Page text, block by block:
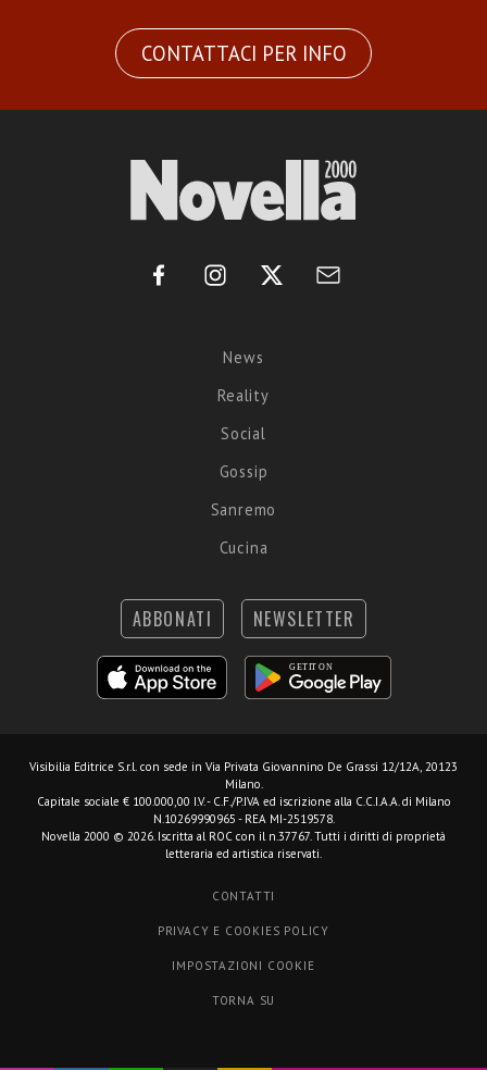
CONTATTACI PER INFO
News
Reality
Social
Gossip
Sanremo
Cucina
ABBONATI NEWSLETTER
Visibilia Editrice S.r.l. con sede in Via Privata Giovannino De Grassi 12/12A, 20123
Milano.
Capitale sociale € 100.000,00 I.V. - C.F./P.IVA ed iscrizione alla C.C.I.A.A. di Milano
N.10269990965 - REA MI-2519578.
Novella 2000 © 2026. Iscritta al ROC con il n.37767. Tutti i diritti di proprietà
letteraria ed artistica riservati.
CONTATTI
PRIVACY E COOKIES POLICY
IMPOSTAZIONI COOKIE
TORNA SU